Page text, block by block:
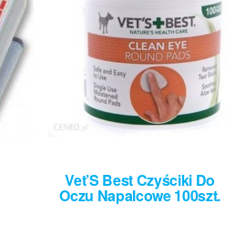
Vet’S Best Czyściki Do
Oczu Napalcowe 100szt.